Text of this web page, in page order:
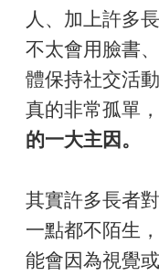
人、加上許多
不太會用臉書
體保持社交活
真的非常孤單，
的一大主因。
其實許多長者
一點都不陌生
能會因為視覺